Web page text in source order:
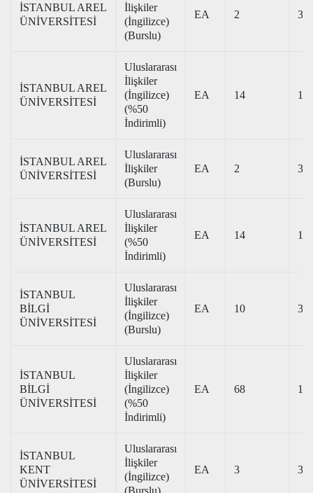
İSTANBUL AREL
ÜNİVERSİTESİ
İlişkiler
(İngilizce)
(Burslu)
EA 2
İSTANBUL AREL
ÜNİVERSİTESİ
Uluslararası
İlişkiler
(İngilizce)
(%50
İndirimli)
EA 14
İSTANBUL AREL
ÜNİVERSİTESİ
Uluslararası
İlişkiler
(Burslu)
EA 2
İSTANBUL AREL
ÜNİVERSİTESİ
Uluslararası
İlişkiler
(%50
İndirimli)
EA 14
İSTANBUL
BİLGİ
ÜNİVERSİTESİ
Uluslararası
İlişkiler
(İngilizce)
(Burslu)
EA 10
İSTANBUL
BİLGİ
ÜNİVERSİTESİ
Uluslararası
İlişkiler
(İngilizce)
(%50
İndirimli)
EA 68
İSTANBUL
KENT
ÜNİVERSİTESİ
Uluslararası
İlişkiler
(İngilizce)
(Burslu)
EA 3